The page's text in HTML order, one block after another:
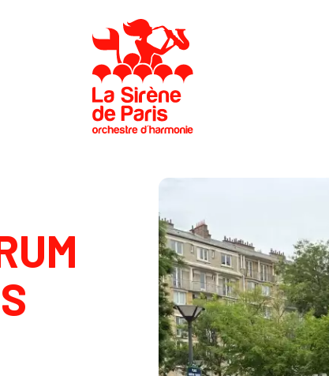
Agenda
Nous connaître
Saison musicale
Actualités
Nous rejoindre